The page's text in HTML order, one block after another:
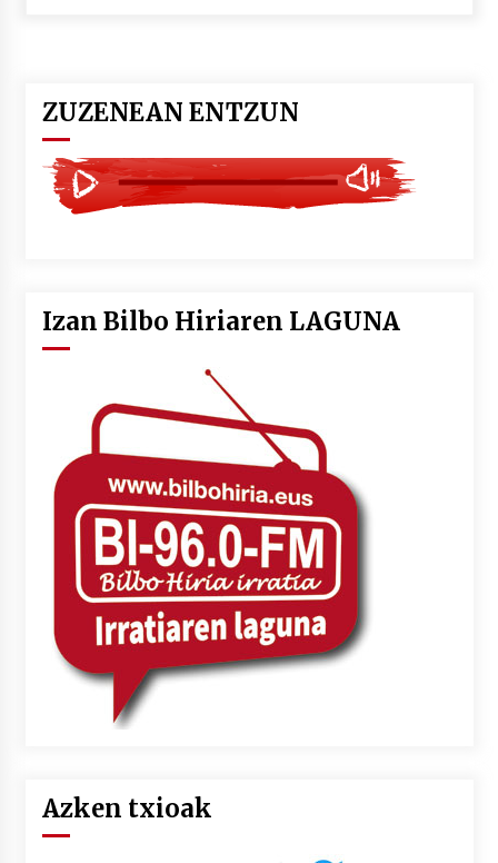
Larunbatean Plentziako Itsas Martxa ospatuko
da
2026/07/07
2026/07/07
Uribitarte40 aretoan
2026/07/03
SOINUGELA: Paul McCartney eta Ringo Starr-en
lan berriak
2026/07/03
MUSIBLA #297: Bide, Boards Of Canada, Somak,
Tiga, Twisted Teens, Underscores, Habia
2026/07/02
ZUZENEAN ENTZUN
Izan Bilbo Hiriaren LAGUNA
Azken txioak